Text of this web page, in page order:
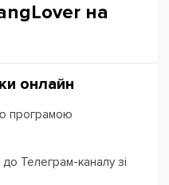
на
онлайн
програмою
Телеграм-каналу зі